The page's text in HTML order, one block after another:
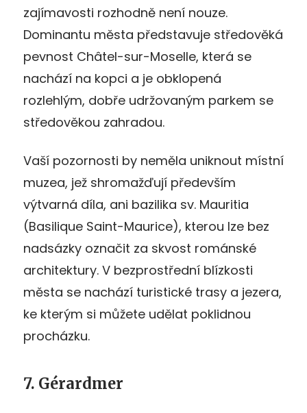
zajímavosti rozhodně není nouze.
Dominantu města představuje středověká
pevnost Châtel-sur-Moselle, která se
nachází na kopci a je obklopená
rozlehlým, dobře udržovaným parkem se
středověkou zahradou.
Vaší pozornosti by neměla uniknout místní
muzea, jež shromažďují především
výtvarná díla, ani bazilika sv. Mauritia
(Basilique Saint-Maurice), kterou lze bez
nadsázky označit za skvost románské
architektury. V bezprostřední blízkosti
města se nachází turistické trasy a jezera,
ke kterým si můžete udělat poklidnou
procházku.
7. Gérardmer